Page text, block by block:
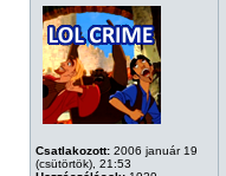
Csatlakozott: 2006 január 19
(csütörtök), 21:53